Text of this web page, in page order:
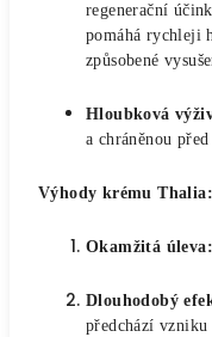
regenerační
pomáhá rychleji
způsobené
Hloubková
a chráněnou
Výhody krému Thalia:
Okamžitá úleva:
Dlouhodobý
předchází